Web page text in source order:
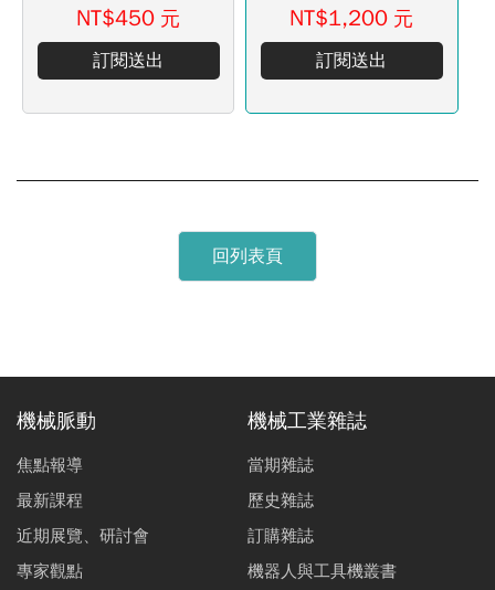
NT$450 元
訂閱送出
NT$1,200 元
訂閱送出
回列表頁
機械脈動
焦點報導
最新課程
近期展覽、研討會
專家觀點
機械工業雜誌
當期雜誌
歷史雜誌
訂購雜誌
機器人與工具機叢書